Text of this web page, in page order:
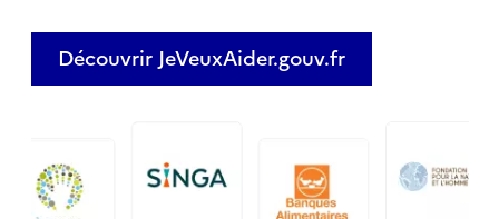
Découvrir JeVeuxAider.gouv.fr